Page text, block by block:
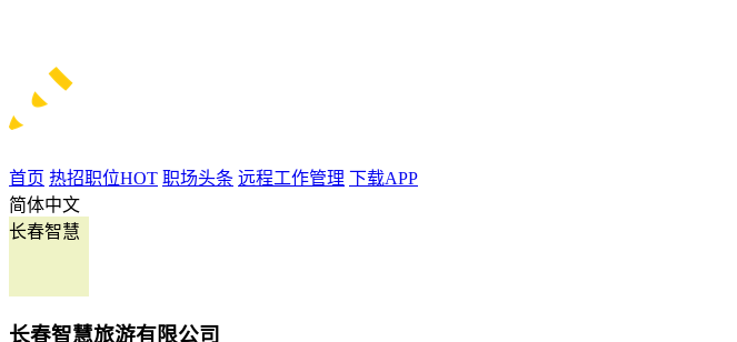
首页 热招职位HOT 职场头条 远程工作管理 下载APP
简体中文
长春智慧
长春智慧旅游有限公司